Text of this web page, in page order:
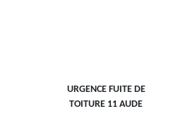
URGENCE FUITE DE
TOITURE 11 AUDE